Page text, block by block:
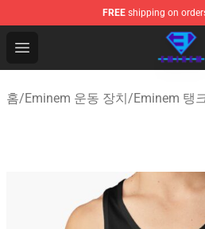
FREE shipping on
Open menu
Eminem Store - Official
홈/Eminem 운동 장치/Eminem 탱